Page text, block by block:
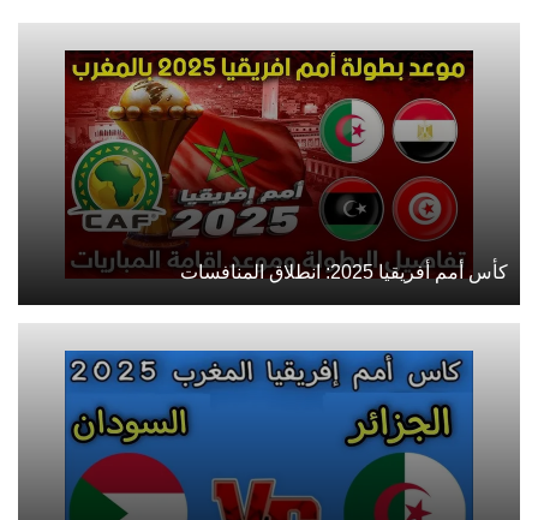
كأس أمم أفريقيا 2025: انطلاق المنافسات